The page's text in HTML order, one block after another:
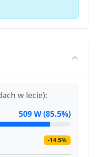
w lecie):
509 W (85.5%)
-14.5%